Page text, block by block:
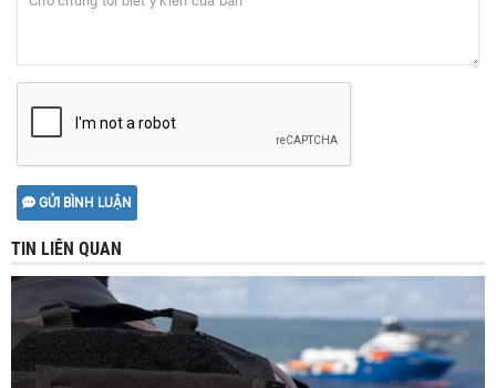
GỬI BÌNH LUẬN
TIN LIÊN QUAN